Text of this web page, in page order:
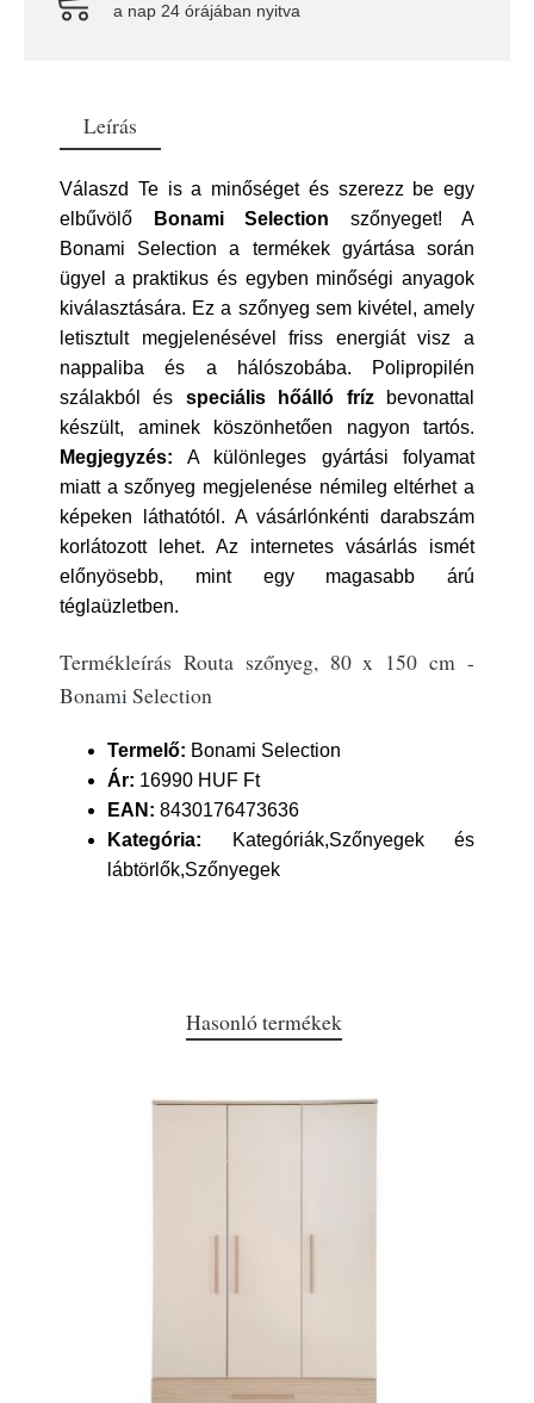
a nap 24 órájában nyitva
Leírás
Válaszd Te is a minőséget és szerezz be egy
elbűvölő
Bonami Selection szőnyeget! A
Bonami Selection a termékek gyártása során
ügyel a praktikus és egyben minőségi anyagok
kiválasztására. Ez a szőnyeg sem kivétel, amely
letisztult megjelenésével friss energiát visz a
nappaliba és a hálószobába. Polipropilén
szálakból és speciális hőálló frízbevonattal
készült, aminek köszönhetően nagyon tartós.
Megjegyzés: A különleges gyártási folyamat
miatt a szőnyeg megjelenése némileg eltérhet a
képeken láthatótól. A vásárlónkénti darabszám
korlátozott lehet. Az internetes vásárlás ismét
előnyösebb, mint egy magasabb árú
téglaüzletben.
Termékleírás Routa szőnyeg, 80 x 150 cm -
Bonami Selection
Termelő: Bonami Selection
Ár: 16990 HUF Ft
EAN: 8430176473636
Kategória: Kategóriák,Szőnyegek és
lábtörlők,Szőnyegek
Hasonló termékek